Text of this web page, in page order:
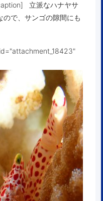
立派なハナヤサ
ので、サンゴの隙間にも